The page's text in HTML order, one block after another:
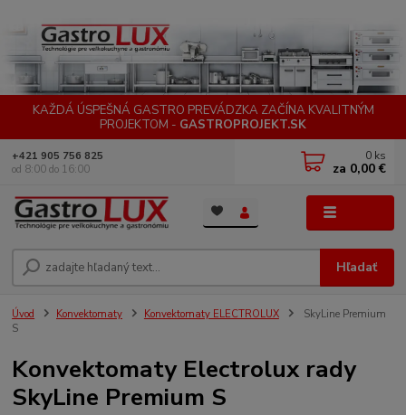
KAŽDÁ ÚSPEŠNÁ GASTRO PREVÁDZKA ZAČÍNA KVALITNÝM
PROJEKTOM - GASTROPROJEKT.SK
Hľadať
+421 905 756 825
od 8:00 do 16:00
0 ks
za 0,00 €
Úvod Konvektomaty Konvektomaty ELECTROLUX
SkyLine Premium
S
Konvektomaty Electrolux rady
SkyLine Premium S